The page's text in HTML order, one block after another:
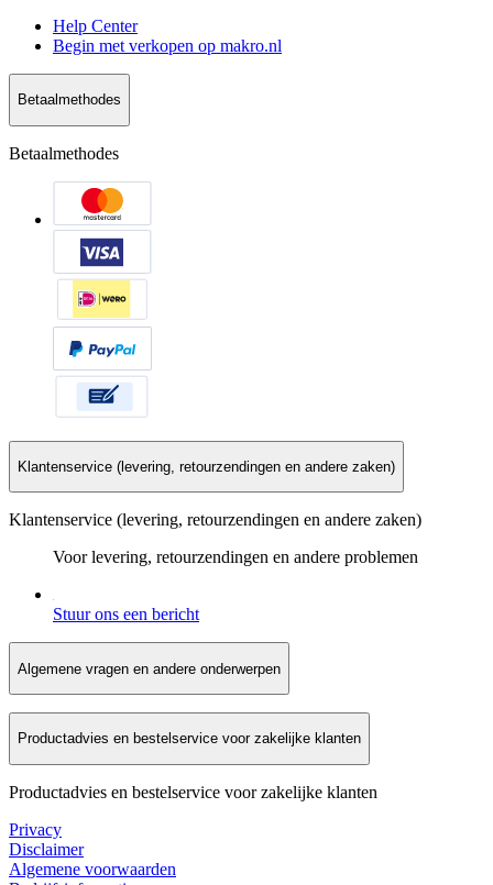
Help Center
Begin met verkopen op makro.nl
Betaalmethodes
Betaalmethodes
Klantenservice (levering, retourzendingen en andere zaken)
Klantenservice (levering, retourzendingen en andere zaken)
Voor levering, retourzendingen en andere problemen
Stuur ons een bericht
Algemene vragen en andere onderwerpen
Productadvies en bestelservice voor zakelijke klanten
Productadvies en bestelservice voor zakelijke klanten
Privacy
Disclaimer
Algemene voorwaarden